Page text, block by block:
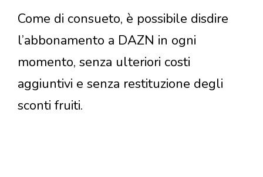
Come di consueto, è possibile disdire
l’abbonamento a DAZN in ogni
momento, senza ulteriori costi
aggiuntivi e senza restituzione degli
sconti fruiti.